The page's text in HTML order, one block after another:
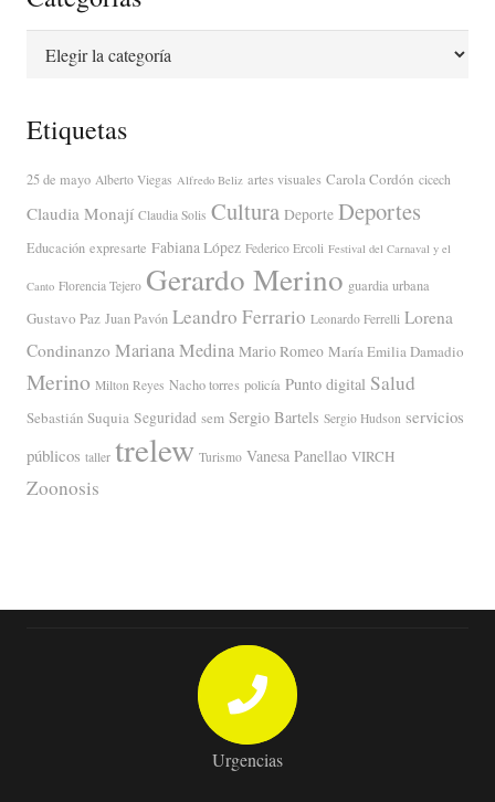
Etiquetas
25 de mayo Alberto Viegas Alfredo Beliz artes visuales Carola Cordón cicech
Claudia Monají Claudia Solis Cultura Deporte Deportes
Educación expresarte Fabiana López Federico Ercoli Festival del Carnaval y el
Canto Florencia Tejero Gerardo Merino guardia urbana
Gustavo Paz Juan Pavón Leandro Ferrario Leonardo Ferrelli Lorena
Condinanzo Mariana Medina Mario Romeo María Emilia Damadio
Merino Milton Reyes Nacho torres policía Punto digital Salud
Sebastián Suquia Seguridad sem Sergio Bartels Sergio Hudson servicios
públicos taller trelew Turismo Vanesa Panellao VIRCH
Zoonosis
Urgencias